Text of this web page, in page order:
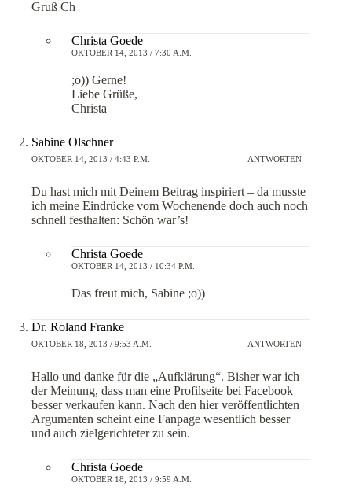
Gruß Ch
Christa Goede
OKTOBER 14, 2013 / 7:30 A.M.
;o)) Gerne!
Liebe Grüße,
Christa
Sabine Olschner
OKTOBER 14, 2013 / 4:43 P.M. ANTWORTEN
Du hast mich mit Deinem Beitrag inspiriert – da musste
ich meine Eindrücke vom Wochenende doch auch noch
schnell festhalten: Schön war’s!
Christa Goede
OKTOBER 14, 2013 / 10:34 P.M.
Das freut mich, Sabine ;o))
Dr. Roland Franke
OKTOBER 18, 2013 / 9:53 A.M. ANTWORTEN
Hallo und danke für die „Aufklärung“. Bisher war ich
der Meinung, dass man eine Profilseite bei Facebook
besser verkaufen kann. Nach den hier veröffentlichten
Argumenten scheint eine Fanpage wesentlich besser
und auch zielgerichteter zu sein.
Christa Goede
OKTOBER 18, 2013 / 9:59 A.M.